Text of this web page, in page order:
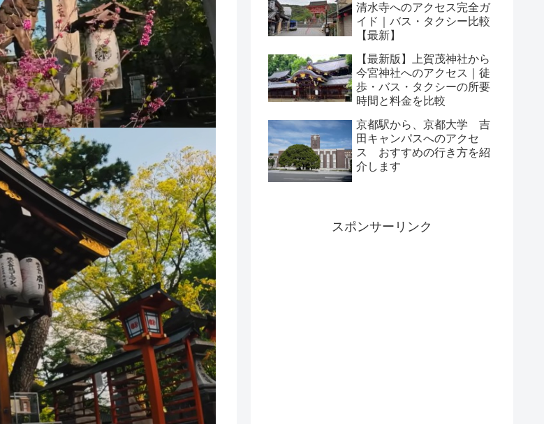
清水寺へのアクセス完全ガ
イド｜バス・タクシー比較
【最新】
【最新版】上賀茂神社から
今宮神社へのアクセス｜徒
歩・バス・タクシーの所要
時間と料金を比較
京都駅から、京都大学 吉
田キャンパスへのアクセ
ス おすすめの行き方を紹
介します
スポンサーリンク